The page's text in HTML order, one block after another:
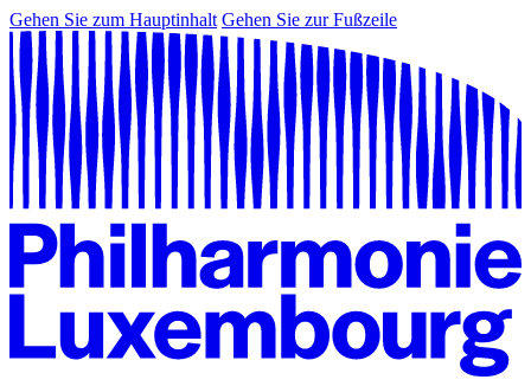
Gehen Sie zum Hauptinhalt Gehen Sie zur Fußzeile